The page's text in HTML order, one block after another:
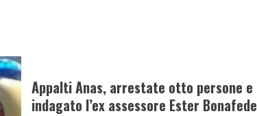
Appalti Anas, arrestate otto persone e
indagato l’ex assessore Ester Bonafede